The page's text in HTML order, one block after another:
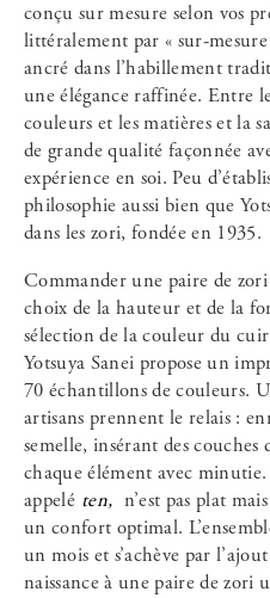
conçu sur mesure selon vos
littéralement par « sur-
ancré dans l’habillement
une élégance raffinée. Entre
couleurs et les matières et la
de grande qualité façonnée
expérience en soi. Peu
philosophie aussi bien que
dans les zori, fondée en 1935.
Commander une paire de
choix de la hauteur et de la
sélection de la couleur du
Yotsuya Sanei propose un
70 échantillons de couleurs.
artisans prennent le relais :
semelle, insérant des couches
chaque élément avec minutie.
appelé ten, n’est pas plat
un confort optimal.
un mois et s’achève par
naissance à une paire de zori